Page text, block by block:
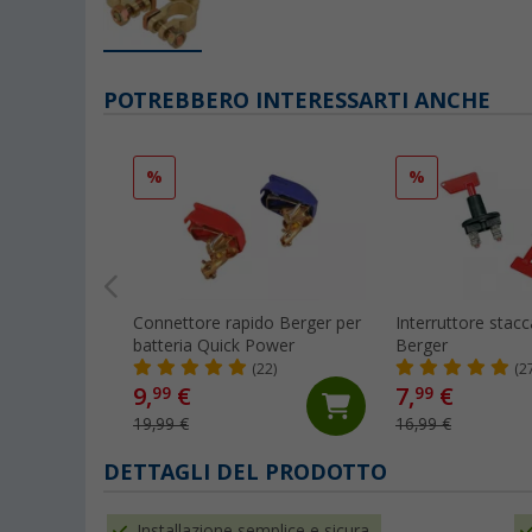
POTREBBERO INTERESSARTI ANCHE
%
Connettore rapido Berger per
batteria Quick Power
(22)
9,99 €
19,99 €
%
Interruttore
Berger
7,99 €
16,99 €
DETTAGLI DEL PRODOTTO